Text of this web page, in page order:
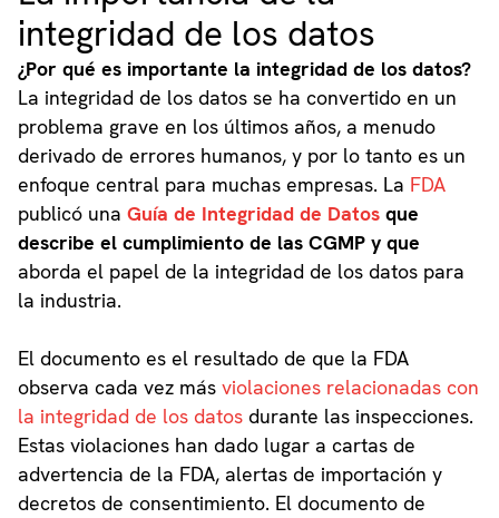
integridad de los datos
¿Por qué es importante la integridad de los datos?
La integridad de los datos se ha convertido en un
problema grave en los últimos años, a menudo
derivado de errores humanos, y por lo tanto es un
enfoque central para muchas empresas. La FDA
publicó una Guía de Integridad de Datosque
describe el cumplimiento de las CGMP y que
aborda el papel de la integridad de los datos para
la industria.
El documento es el resultado de que la FDA
observa cada vez más violaciones relacionadas con
la integridad de los datosdurante las inspecciones.
Estas violaciones han dado lugar a cartas de
advertencia de la FDA, alertas de importación y
decretos de consentimiento. El documento de